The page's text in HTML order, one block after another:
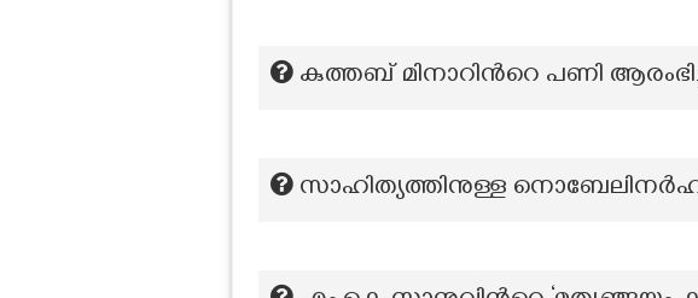
കുത്തബ് മിനാറിന്‍റെ പണി
സാഹിത്യത്തിനുള്ള